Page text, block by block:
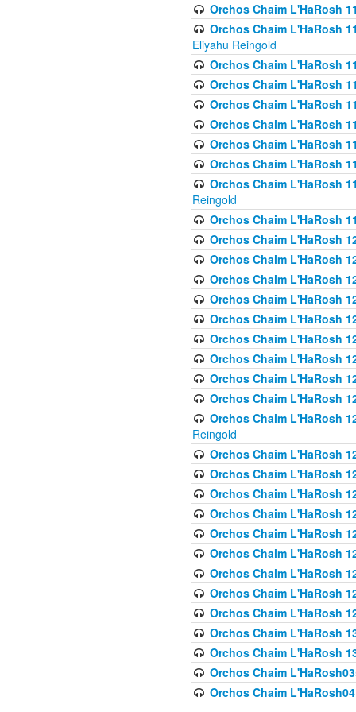
Orchos Chaim L'HaRosh
Orchos Chaim L'HaRosh
Eliyahu Reingold
Orchos Chaim L'HaRosh
Orchos Chaim L'HaRosh
Orchos Chaim L'HaRosh
Orchos Chaim L'HaRosh
Orchos Chaim L'HaRosh
Orchos Chaim L'HaRosh
Orchos Chaim L'HaRosh
Reingold
Orchos Chaim L'HaRosh
Orchos Chaim L'HaRosh
Orchos Chaim L'HaRosh
Orchos Chaim L'HaRosh
Orchos Chaim L'HaRosh
Orchos Chaim L'HaRosh
Orchos Chaim L'HaRosh
Orchos Chaim L'HaRosh
Orchos Chaim L'HaRosh
Orchos Chaim L'HaRosh
Orchos Chaim L'HaRosh
Reingold
Orchos Chaim L'HaRosh
Orchos Chaim L'HaRosh
Orchos Chaim L'HaRosh
Orchos Chaim L'HaRosh
Orchos Chaim L'HaRosh
Orchos Chaim L'HaRosh
Orchos Chaim L'HaRosh
Orchos Chaim L'HaRosh
Orchos Chaim L'HaRosh
Orchos Chaim L'HaRosh
Orchos Chaim L'HaRosh
Orchos Chaim
Orchos Chaim